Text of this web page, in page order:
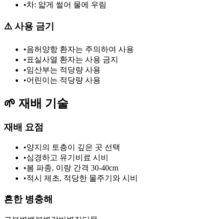
•차: 얇게 썰어 물에 우림
⚠️ 사용 금기
•음허양항 환자는 주의하여 사용
•표실사열 환자는 사용 금지
•임산부는 적당량 사용
•어린이는 적당량 사용
🌱 재배 기술
재배 요점
•양지의 토층이 깊은 곳 선택
•심경하고 유기비료 시비
•봄 파종, 이랑 간격 30-40cm
•적시 제초, 적당한 물주기와 시비
흔한 병충해